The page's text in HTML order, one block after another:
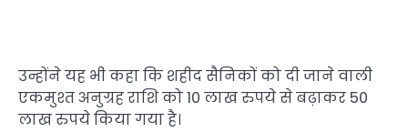
उन्होंने यह भी कहा कि शहीद सैनिकों को दी जाने वाली
एकमुश्त अनुग्रह राशि को 10 लाख रुपये से बढ़ाकर 50
लाख रुपये किया गया है।